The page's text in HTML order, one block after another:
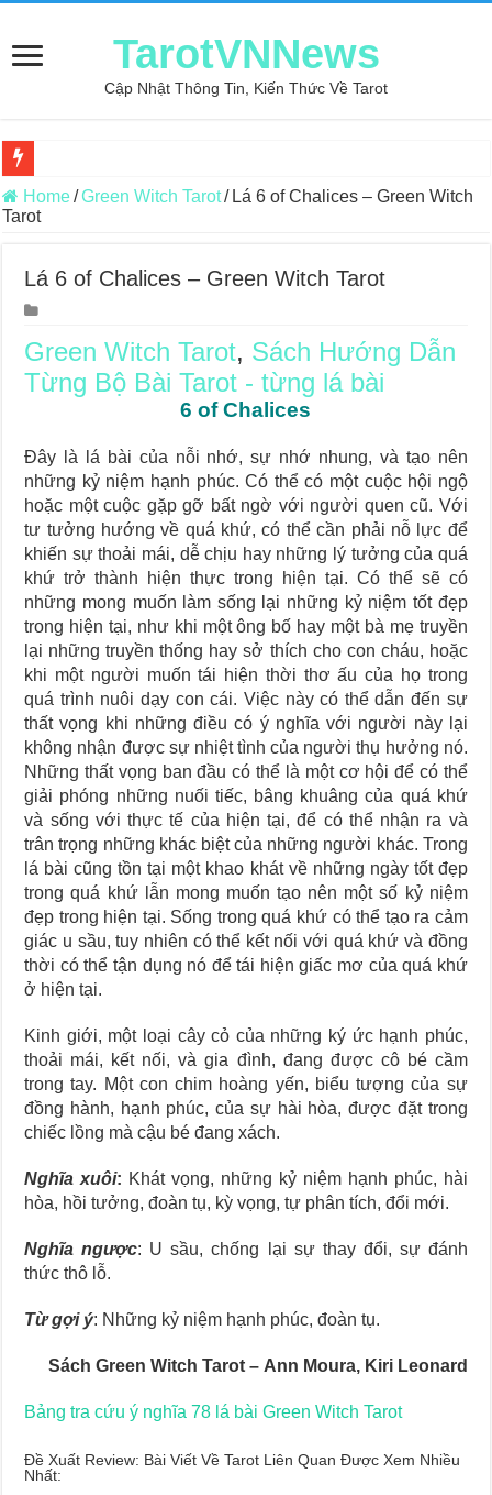
TarotVNNews
Cập Nhật Thông Tin, Kiến Thức Về Tarot
Review may áo thun tại xưởng may Dony
Konxari Cards – Trải Nghiệm Kết Nối Với Thế Giới Tâm Linh
Querent Tìm Đến Nhiều Tarot Reader Nhưng Không Thấy Thỏa
Journey Of Love Oracle – Lá Số 70: Heaven
Journey Of Love Oracle – Lá Số 69: Contemplation
Journey Of Love Oracle – Lá Số 68: Drop Into Your Heart
Journey Of Love Oracle – Lá Số 67: The Swan
Journey Of Love Oracle – Lá Số 66: Coming Together
Journey Of Love Oracle – Lá Số 65: The Breaking
Home/Green Witch Tarot/ Lá 6 of Chalices – Green Witch
Tarot
Lá 6 of Chalices – Green Witch Tarot
Green Witch Tarot, Sách Hướng Dẫn
Từng Bộ Bài Tarot - từng lá bài
6 of Chalices
Đây là lá bài của nỗi nhớ, sự nhớ nhung, và tạo nên
những kỷ niệm hạnh phúc. Có thể có một cuộc hội ngộ
hoặc một cuộc gặp gỡ bất ngờ với người quen cũ. Với
tư tưởng hướng về quá khứ, có thể cần phải nỗ lực để
khiến sự thoải mái, dễ chịu hay những lý tưởng của quá
khứ trở thành hiện thực trong hiện tại. Có thể sẽ có
những mong muốn làm sống lại những kỷ niệm tốt đẹp
trong hiện tại, như khi một ông bố hay một bà mẹ truyền
lại những truyền thống hay sở thích cho con cháu, hoặc
khi một người muốn tái hiện thời thơ ấu của họ trong
quá trình nuôi dạy con cái. Việc này có thể dẫn đến sự
thất vọng khi những điều có ý nghĩa với người này lại
không nhận được sự nhiệt tình của người thụ hưởng nó.
Những thất vọng ban đầu có thể là một cơ hội để có thể
giải phóng những nuối tiếc, bâng khuâng của quá khứ
và sống với thực tế của hiện tại, để có thể nhận ra và
trân trọng những khác biệt của những người khác. Trong
lá bài cũng tồn tại một khao khát về những ngày tốt đẹp
trong quá khứ lẫn mong muốn tạo nên một số kỷ niệm
đẹp trong hiện tại. Sống trong quá khứ có thể tạo ra cảm
giác u sầu, tuy nhiên có thể kết nối với quá khứ và đồng
thời có thể tận dụng nó để tái hiện giấc mơ của quá khứ
ở hiện tại.
Kinh giới, một loại cây cỏ của những ký ức hạnh phúc,
thoải mái, kết nối, và gia đình, đang được cô bé cầm
trong tay. Một con chim hoàng yến, biểu tượng của sự
đồng hành, hạnh phúc, của sự hài hòa, được đặt trong
chiếc lồng mà cậu bé đang xách.
Nghĩa xuôi: Khát vọng, những kỷ niệm hạnh phúc, hài
hòa, hồi tưởng, đoàn tụ, kỳ vọng, tự phân tích, đổi mới.
Nghĩa ngược: U sầu, chống lại sự thay đổi, sự đánh
thức thô lỗ.
Từ gợi ý: Những kỷ niệm hạnh phúc, đoàn tụ.
Sách Green Witch Tarot – Ann Moura, Kiri Leonard
Bảng tra cứu ý nghĩa 78 lá bài Green Witch Tarot
Đề Xuất Review: Bài Viết Về Tarot Liên Quan Được Xem Nhiều
Nhất: